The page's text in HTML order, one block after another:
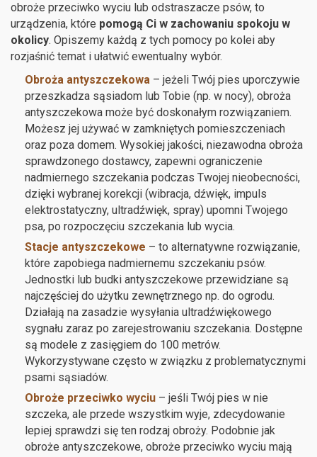
obroże przeciwko wyciu lub odstraszacze psów, to
urządzenia, które pomogą Ci w zachowaniu spokoju w
okolicy. Opiszemy każdą z tych pomocy po kolei aby
rozjaśnić temat i ułatwić ewentualny wybór.
Obroża antyszczekowa – jeżeli Twój pies uporczywie
przeszkadza sąsiadom lub Tobie (np. w nocy), obroża
antyszczekowa może być doskonałym rozwiązaniem.
Możesz jej używać w zamkniętych pomieszczeniach
oraz poza domem. Wysokiej jakości, niezawodna obroża
sprawdzonego dostawcy, zapewni ograniczenie
nadmiernego szczekania podczas Twojej nieobecności,
dzięki wybranej korekcji (wibracja, dźwięk, impuls
elektrostatyczny, ultradźwięk, spray) upomni Twojego
psa, po rozpoczęciu szczekania lub wycia.
Stacje antyszczekowe – to alternatywne rozwiązanie,
które zapobiega nadmiernemu szczekaniu psów.
Jednostki lub budki antyszczekowe przewidziane są
najczęściej do użytku zewnętrznego np. do ogrodu.
Działają na zasadzie wysyłania ultradźwiękowego
sygnału zaraz po zarejestrowaniu szczekania. Dostępne
są modele z zasięgiem do 100 metrów.
Wykorzystywane często w związku z problematycznymi
psami sąsiadów.
Obroże przeciwko wyciu – jeśli Twój pies w nie
szczeka, ale przede wszystkim wyje, zdecydowanie
lepiej sprawdzi się ten rodzaj obroży. Podobnie jak
obroże antyszczekowe, obroże przeciwko wyciu mają